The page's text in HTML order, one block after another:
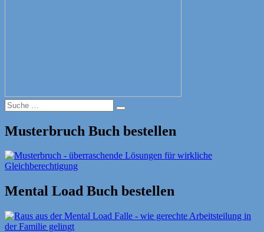
Suche
nach:
Suche
Musterbruch Buch bestellen
Mental Load Buch bestellen